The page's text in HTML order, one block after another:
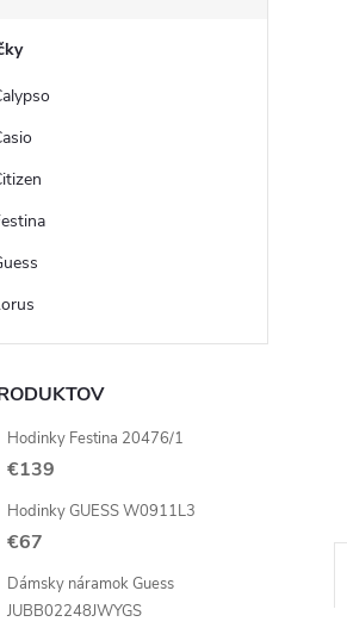
Hodinky Festina 20476/1
€139
Hodinky GUESS W0911L3
€67
Dámsky náramok Guess
JUBB02248JWYGS